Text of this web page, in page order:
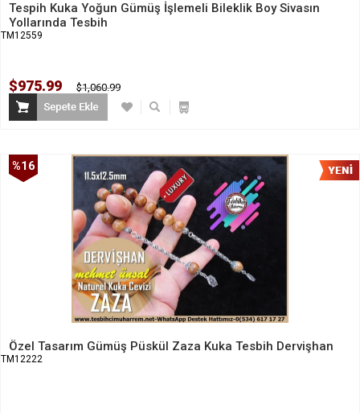
Tespih Kuka Yoğun Gümüş İşlemeli Bileklik Boy Sivasın
Yollarında Tesbih
TM12559
$975.99 $1,060.99
Özel Tasarım Gümüş Püskül Zaza Kuka Tesbih Dervişhan
TM12222
%16